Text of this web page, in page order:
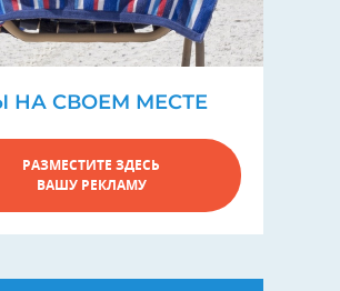
НА СВОЕМ МЕСТЕ
РАЗМЕСТИТЕ ЗДЕСЬ
ВАШУ РЕКЛАМУ